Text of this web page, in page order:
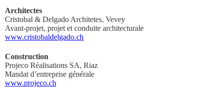
Architectes
Cristobal & Delgado Architetes, Vevey
Avant-projet, projet et conduite architecturale
www.cristobaldelgado.ch
Construction
Projeco Réalisations SA, Riaz
Mandat d’entreprise générale
www.projeco.ch